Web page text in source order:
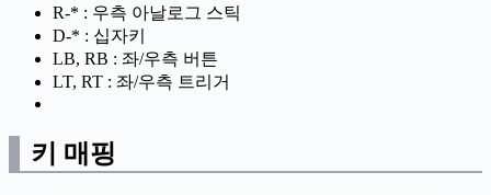
R-* : 우측 아날로그 스틱
D-* : 십자키
LB, RB : 좌/우측 버튼
LT, RT : 좌/우측 트리거
키 매핑